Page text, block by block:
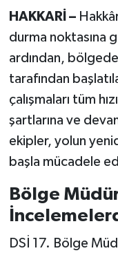
HAKKARİ –
durma noktasına
ardından,
tarafından
çalışmaları tüm
şartlarına ve
ekipler, yolun
başla mücadele
Bölge
DSİ 17. Bölge
REKLAM
SAĞLIK
SİYASET
TARİH
YAŞAM